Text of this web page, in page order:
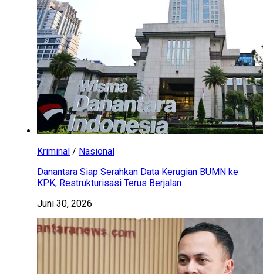
Kriminal / Nasional
Danantara Siap Serahkan Data Kerugian BUMN ke
KPK, Restrukturisasi Terus Berjalan
Juni 30, 2026